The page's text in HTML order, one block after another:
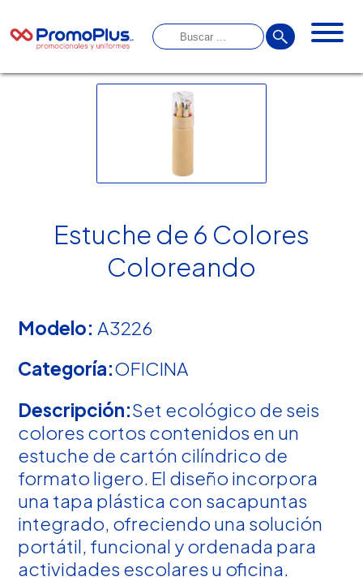
Estuche de 6 Colores
Coloreando
Modelo: A3226
Categoría:OFICINA
Descripción:Set ecológico de seis
colores cortos contenidos en un
estuche de cartón cilíndrico de
formato ligero. El diseño incorpora
una tapa plástica con sacapuntas
integrado, ofreciendo una solución
portátil, funcional y ordenada para
actividades escolares u oficina.